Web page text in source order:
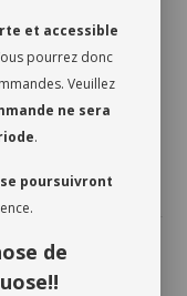
et accessible
pourrez donc
Veuillez
ne sera
.
poursuivront
de